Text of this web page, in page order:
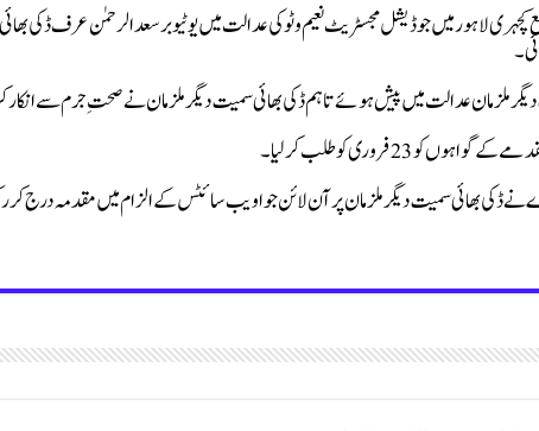
لاہور میں جوڈیشل مجسٹریٹ نعیم وٹو کی عدالت میں یوٹیوبر سعد الرحمٰن عرف ڈکی
ملزمان عدالت میں پیش ہوئے تاہم ڈکی بھائی سمیت دیگر ملزمان نے صحتِ جرم سے انکار
کو 23 فروری کو طلب کرلیا۔
ڈکی بھائی سمیت دیگر ملزمان پر آن لائن جوا ویب سائٹس کے الزام میں مقدمہ درج کر